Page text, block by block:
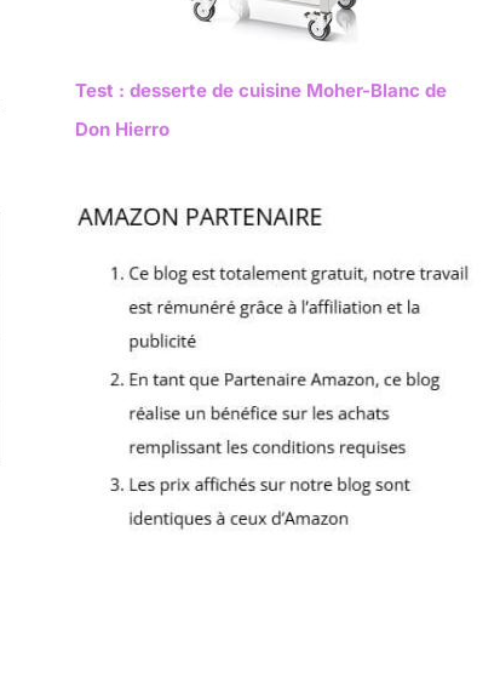
Test : desserte de cuisine Moher-Blanc de
Don Hierro